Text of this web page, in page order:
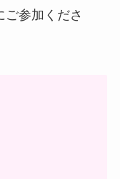
参加くださ